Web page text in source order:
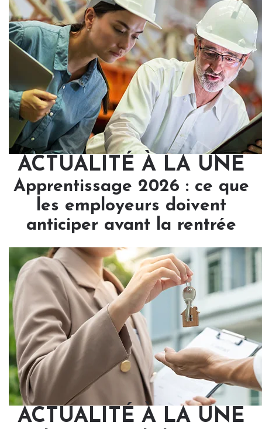
ACTUALITÉ À LA UNE
Apprentissage 2026 : ce que
les employeurs doivent
anticiper avant la rentrée
ACTUALITÉ À LA UNE